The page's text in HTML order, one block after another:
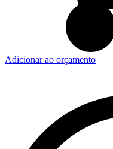
Adicionar ao orçamento